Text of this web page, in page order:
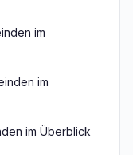
im
im
im Überblick